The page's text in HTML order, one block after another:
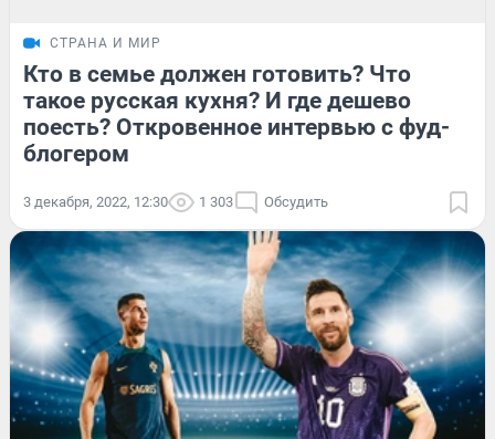
СТРАНА И МИР
Кто в семье должен готовить? Что
такое русская кухня? И где дешево
поесть? Откровенное интервью с фуд-
блогером
3 декабря, 2022, 12:30 1 303 Обсудить